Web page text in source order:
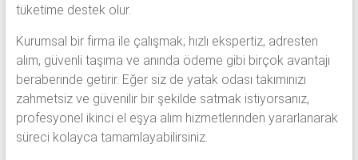
tüketime destek olur.
Kurumsal bir firma ile çalışmak; hızlı ekspertiz, adresten
alım, güvenli taşıma ve anında ödeme gibi birçok avantajı
beraberinde getirir. Eğer siz de yatak odası takımınızı
zahmetsiz ve güvenilir bir şekilde satmak istiyorsanız,
profesyonel ikinci el eşya alım hizmetlerinden yararlanarak
süreci kolayca tamamlayabilirsiniz.